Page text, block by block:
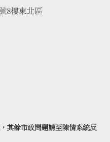
8樓東北區
其餘市政問題請至陳情系統反